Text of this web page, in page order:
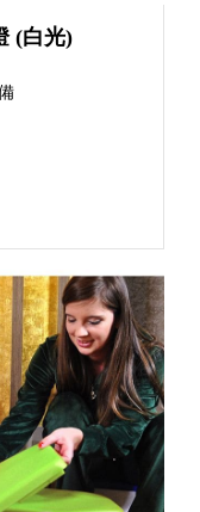
(白光)